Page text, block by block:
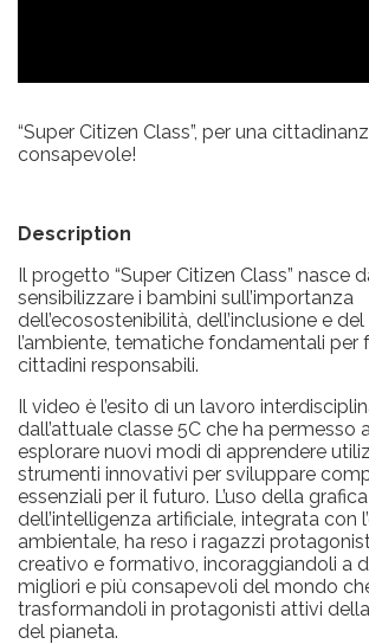
“Super Citizen Class”, per una
consapevole!
Description
Il progetto “Super Citizen Class” nasce
sensibilizzare i bambini sull’importanza
dell’ecosostenibilità, dell’inclusione e
l’ambiente, tematiche fondamentali per
cittadini responsabili.
Il video è l’esito di un lavoro
dall’attuale classe 5C che ha permesso
esplorare nuovi modi di apprendere
strumenti innovativi per sviluppare
essenziali per il futuro. L’uso della
dell’intelligenza artificiale, integrata con
ambientale, ha reso i ragazzi
creativo e formativo, incoraggiandoli a
migliori e più consapevoli del mondo
trasformandoli in protagonisti attivi
del pianeta.